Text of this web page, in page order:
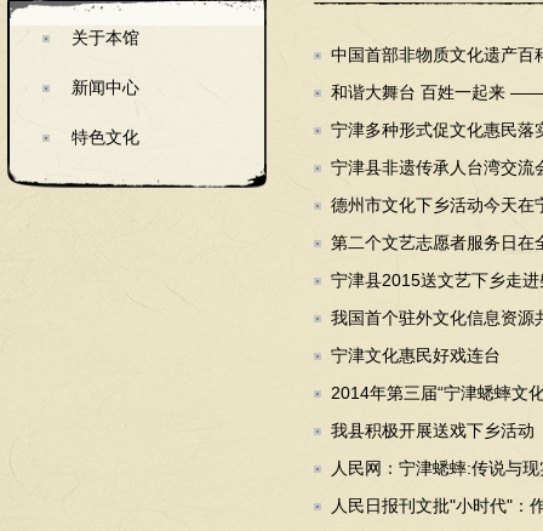
关于本馆
新闻中心
特色文化
中国首部非物质文化遗产百
和谐大舞台 百姓一起来
宁津多种形式促文化惠民落
宁津县非遗传承人台湾交流
德州市文化下乡活动今天在
第二个文艺志愿者服务日在
宁津县2015送文艺下乡走
我国首个驻外文化信息资源
宁津文化惠民好戏连台
2014年第三届“宁津蟋蟀文
我县积极开展送戏下乡活动
人民网：宁津蟋蟀:传说与
人民日报刊文批"小时代"：